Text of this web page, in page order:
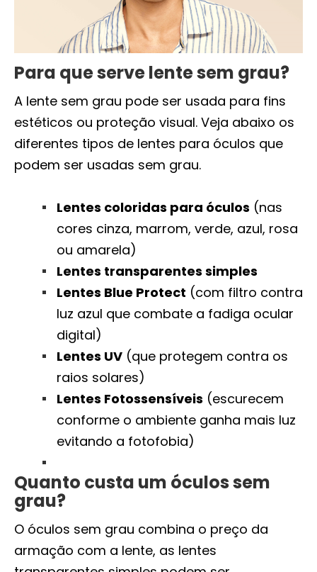
Para que serve lente sem grau?
A lente sem grau pode ser usada para fins
estéticos ou proteção visual. Veja abaixo os
diferentes tipos de lentes para óculos que
podem ser usadas sem grau.
Lentes coloridas para óculos (nas
cores cinza, marrom, verde, azul, rosa
ou amarela)
Lentes transparentes simples
Lentes Blue Protect (com filtro contra
luz azul que combate a fadiga ocular
digital)
Lentes UV (que protegem contra os
raios solares)
Lentes Fotossensíveis (escurecem
conforme o ambiente ganha mais luz
evitando a fotofobia)
Quanto custa um óculos sem
grau?
O óculos sem grau combina o preço da
armação com a lente, as lentes